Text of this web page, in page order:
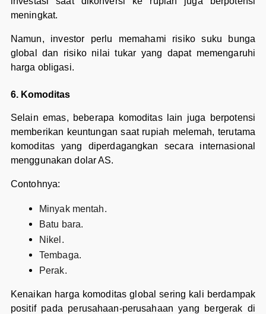
meningkat.
Namun, investor perlu memahami risiko suku bunga
global dan risiko nilai tukar yang dapat memengaruhi
harga obligasi.
6. Komoditas
Selain emas, beberapa komoditas lain juga berpotensi
memberikan keuntungan saat rupiah melemah, terutama
komoditas yang diperdagangkan secara internasional
menggunakan dolar AS.
Contohnya:
Minyak mentah.
Batu bara.
Nikel.
Tembaga.
Perak.
Kenaikan harga komoditas global sering kali berdampak
positif pada perusahaan-perusahaan yang bergerak di